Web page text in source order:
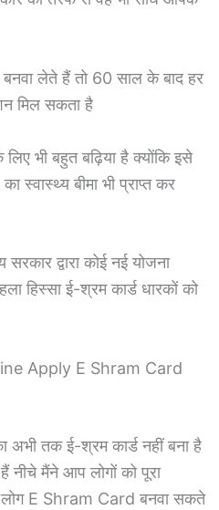
लेते हैं तो 60 साल के बाद हर
मिल सकता है
भी बहुत बढ़िया है क्योंकि इसे
बीमा भी प्राप्त कर
द्वारा कोई नई योजना
हिस्सा ई-श्रम कार्ड धारकों को
Apply E Shram Card
अभी तक ई-श्रम कार्ड नहीं बना है
नीचे मैंने आप लोगों को पूरा
लोग E Shram Card बनवा सकते